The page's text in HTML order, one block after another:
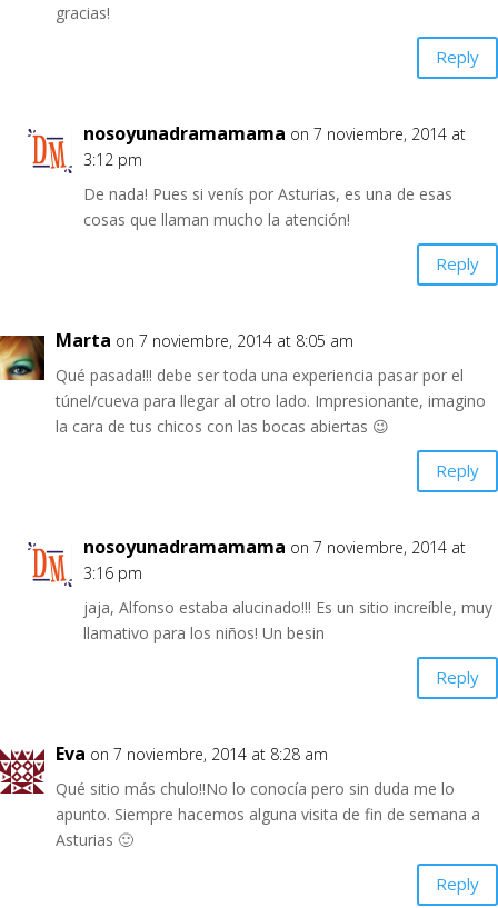
gracias!
Reply
nosoyunadramamama on 7 noviembre, 2014 at
3:12 pm
De nada! Pues si venís por Asturias, es una de esas
cosas que llaman mucho la atención!
Reply
Marta on 7 noviembre, 2014 at 8:05 am
Qué pasada!!! debe ser toda una experiencia pasar por el
túnel/cueva para llegar al otro lado. Impresionante, imagino
la cara de tus chicos con las bocas abiertas 😉
Reply
nosoyunadramamama on 7 noviembre, 2014 at
3:16 pm
jaja, Alfonso estaba alucinado!!! Es un sitio increíble, muy
llamativo para los niños! Un besin
Reply
Eva on 7 noviembre, 2014 at 8:28 am
Qué sitio más chulo!!No lo conocía pero sin duda me lo
apunto. Siempre hacemos alguna visita de fin de semana a
Asturias 🙂
Reply